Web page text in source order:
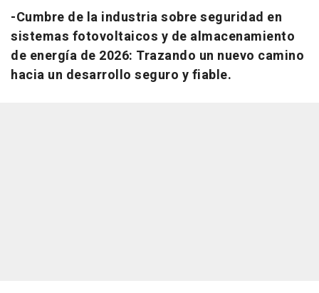
-Cumbre de la industria sobre seguridad en
sistemas fotovoltaicos y de almacenamiento
de energía de 2026: Trazando un nuevo camino
hacia un desarrollo seguro y fiable.